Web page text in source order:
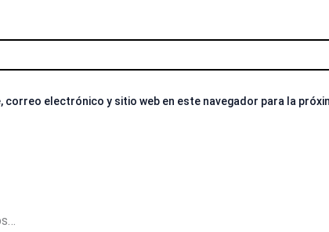
correo electrónico y sitio web en este navegador para la